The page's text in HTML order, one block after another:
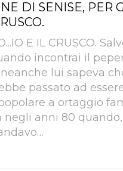
DI SENISE, PER
E IL CRUSCO.
incontrai il
lui sapeva
passato ad
a ortaggio
negli anni 80 quando,